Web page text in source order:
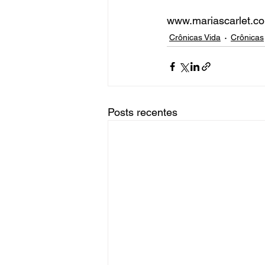
Crônicas Vida Crônicas
Posts recentes